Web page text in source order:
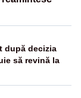
după decizia
să revină la